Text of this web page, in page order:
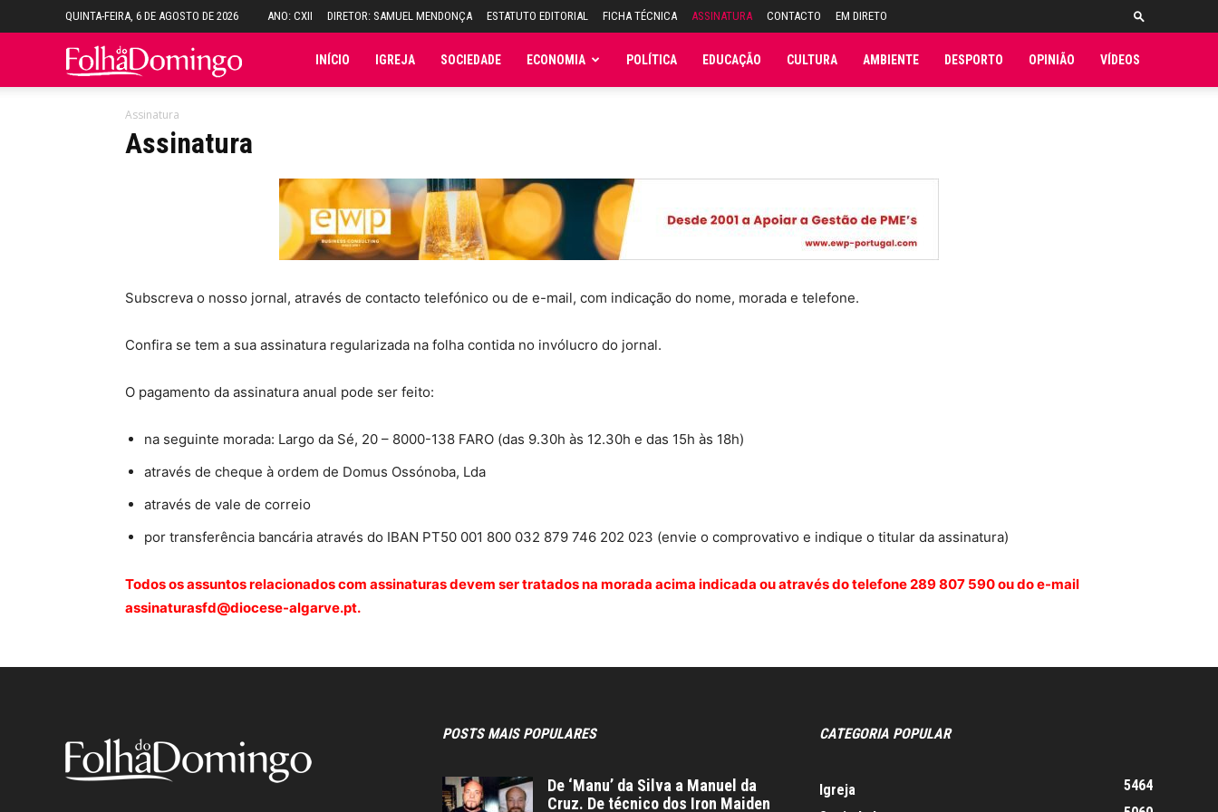
QUINTA-FEIRA, 6 DE AGOSTO DE 2026 ANO: CXII DIRETOR: SAMUEL MENDONÇA ESTATUTO EDITORIAL FICHA TÉCNICA ASSINATURA CONTACTO EM DIRETO
Folha INÍCIO IGREJA SOCIEDADE ECONOMIA POLÍTICA EDUCAÇÃO CULTURA AMBIENTE DESPORTO OPINIÃO VÍDEOS
Assinatura
Assinatura
Subscreva o nosso jornal, através de contacto telefónico ou de e-mail, com indicação do nome, morada e telefone.
Confira se tem a sua assinatura regularizada na folha contida no invólucro do jornal.
O pagamento da assinatura anual pode ser feito:
na seguinte morada: Largo da Sé, 20 – 8000-138 FARO (das 9.30h às 12.30h e das 15h às 18h)
através de cheque à ordem de Domus Ossónoba, Lda
através de vale de correio
por transferência bancária através do IBAN PT50 001 800 032 879 746 202 023 (envie o comprovativo e indique o titular da assinatura)
Todos os assuntos relacionados com assinaturas devem ser tratados na morada acima indicada ou através do telefone 289 807 590 ou do e-mail
assinaturasfd@diocese-algarve.pt.
POSTS MAIS POPULARES
De ‘Manu’ da Silva a Manuel da
Cruz. De técnico dos Iron Maiden
CATEGORIA POPULAR
Igreja
5464